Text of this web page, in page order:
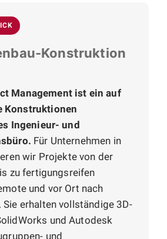
Konstruktion
Management ist ein auf
Konstruktionen
Ingenieur- und
Für Unternehmen in
wir Projekte von der
zu fertigungsreifen
und vor Ort nach
Sie erhalten vollständige 3D-
und Autodesk
und